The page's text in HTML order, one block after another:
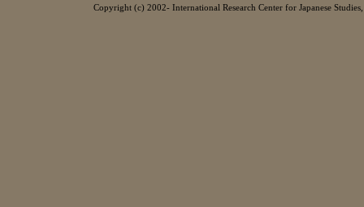
Copyright (c) 2002- International Research Center for Japanese